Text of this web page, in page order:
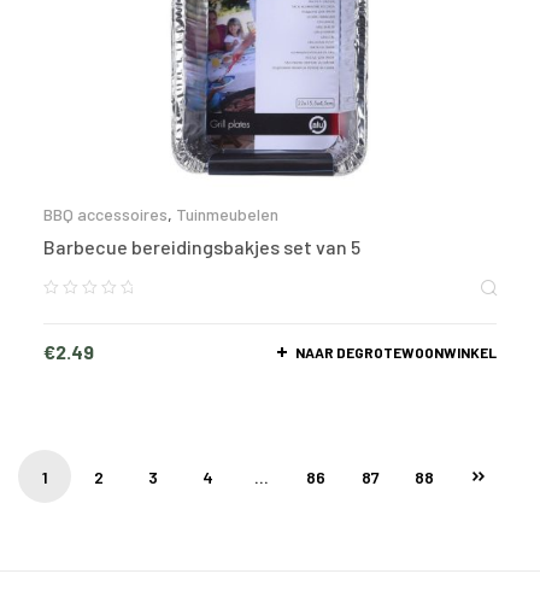
BBQ accessoires, Tuinmeubelen
Barbecue bereidingsbakjes set van 5
€2.49 NAAR DEGROTEWOONWINKEL
1 2 3 4 … 86 87 88